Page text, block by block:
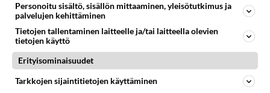
KOTIMAISET JULKKISJUORUT Vastattu 23pv
Shirly Karvinen kärsi tästä yhdestä inhokista Selviytyjät-
saarella: "Nousee kunnon traumafobia..."
Ex-missi Shirly pelasi todella kovaa peliä Selviytyjissä.
Juonittelua ja strategista suunnittelua piisasi yllin kyllin,
...
Personoitu sisältö, sisällön mittaaminen, yleisötutkimus ja
palvelujen kehittäminen
Tietojen tallentaminen laitteelle ja/tai laitteella olevien
tietojen käyttö
Erityisominaisuudet
Tarkkojen sijaintitietojen käyttäminen